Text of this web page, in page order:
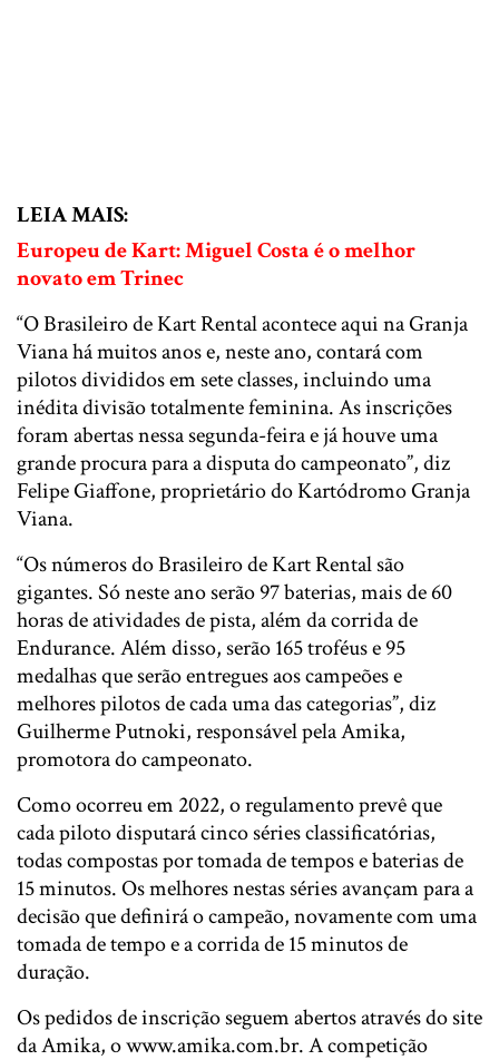
LEIA MAIS:
Europeu de Kart: Miguel Costa é o melhor
novato em Trinec
“O Brasileiro de Kart Rental acontece aqui na Granja
Viana há muitos anos e, neste ano, contará com
pilotos divididos em sete classes, incluindo uma
inédita divisão totalmente feminina. As inscrições
foram abertas nessa segunda-feira e já houve uma
grande procura para a disputa do campeonato”, diz
Felipe Giaffone, proprietário do Kartódromo Granja
Viana.
“Os números do Brasileiro de Kart Rental são
gigantes. Só neste ano serão 97 baterias, mais de 60
horas de atividades de pista, além da corrida de
Endurance. Além disso, serão 165 troféus e 95
medalhas que serão entregues aos campeões e
melhores pilotos de cada uma das categorias”, diz
Guilherme Putnoki, responsável pela Amika,
promotora do campeonato.
Como ocorreu em 2022, o regulamento prevê que
cada piloto disputará cinco séries classificatórias,
todas compostas por tomada de tempos e baterias de
15 minutos. Os melhores nestas séries avançam para a
decisão que definirá o campeão, novamente com uma
tomada de tempo e a corrida de 15 minutos de
duração.
Os pedidos de inscrição seguem abertos através do site
da Amika, o www.amika.com.br. A competição